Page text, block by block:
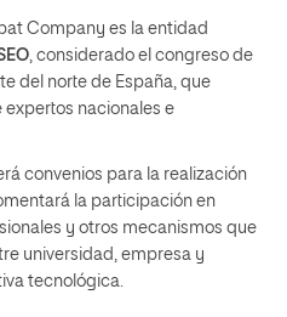
Company es la entidad
, considerado el congreso de
del norte de España, que
nacionales e
convenios para la realización
la participación en
y otros mecanismos que
universidad, empresa y
tecnológica.